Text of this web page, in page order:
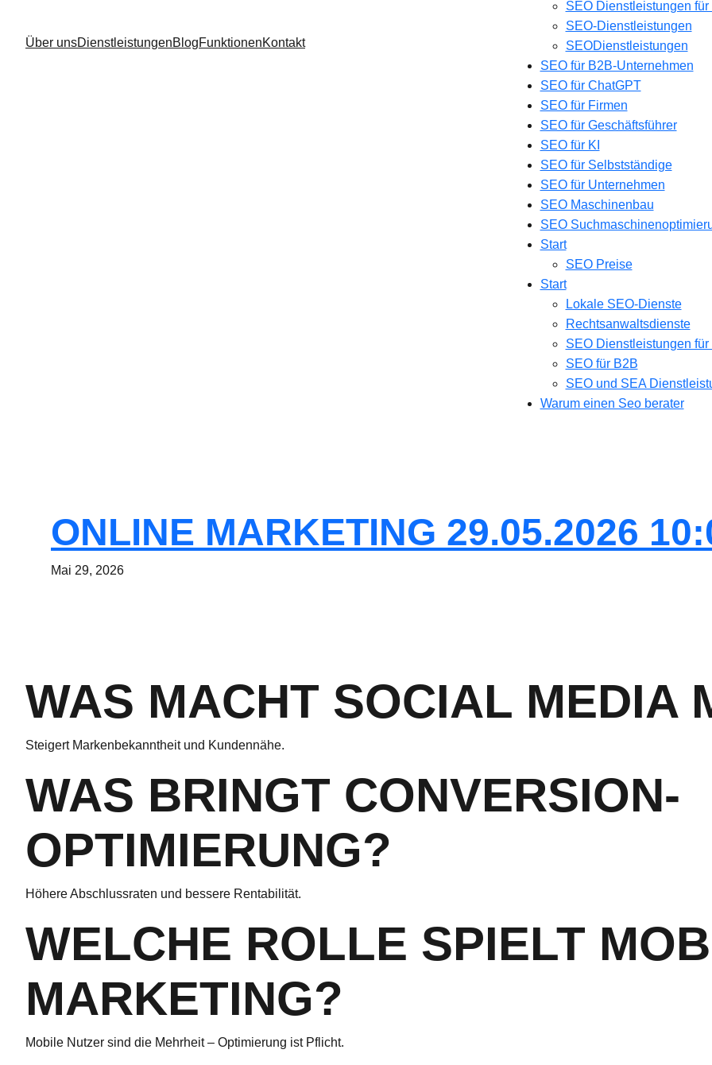
Über unsDienstleistungenBlogFunktionenKontakt
SEO Dienstleistungen für
SEO-Dienstleistungen
SEODienstleistungen
SEO für B2B-Unternehmen
SEO für ChatGPT
SEO für Firmen
SEO für Geschäftsführer
SEO für KI
SEO für Selbstständige
SEO für Unternehmen
SEO Maschinenbau
SEO
Start
SEO Preise
Start
Lokale SEO-Dienste
Rechtsanwaltsdienste
SEO Dienstleistungen für
SEO für B2B
SEO und SEA
Warum einen Seo berater
ONLINE MARKETING 29.05.2026
Mai 29, 2026
WAS MACHT SOCIAL MEDIA
Steigert Markenbekanntheit und Kundennähe.
WAS BRINGT CONVERSION-
OPTIMIERUNG?
Höhere Abschlussraten und bessere Rentabilität.
WELCHE ROLLE SPIELT
MARKETING?
Mobile Nutzer sind die Mehrheit – Optimierung ist Pflicht.